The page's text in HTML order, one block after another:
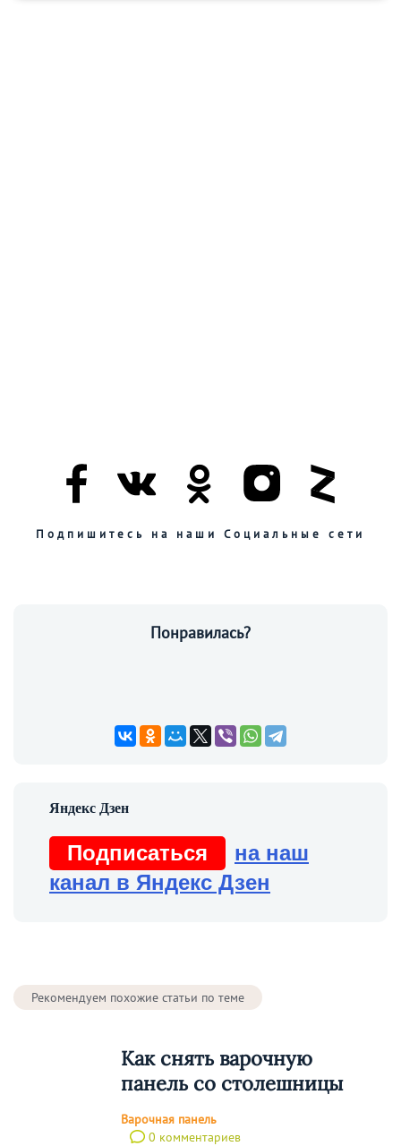
Подпишитесь на наши Социальные сети
Понравилась?
Подписаться
на наш
канал в Яндекс Дзен
Рекомендуем похожие статьи по теме
Как снять варочную
панель со столешницы
Варочная панель
0 комментариев